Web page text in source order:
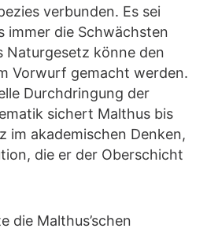
verbunden. Es sei
immer die Schwächsten
Naturgesetz könne den
Vorwurf gemacht werden.
Durchdringung der
sichert Malthus bis
im akademischen Denken,
die er der Oberschicht
die Malthus’schen